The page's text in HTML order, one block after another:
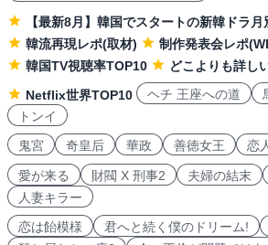
【最新8月】韓国でスタートの新韓ドラ月
韓流再現レポ(取材)
制作発表会レポ
韓国TV視聴率TOP10
どこよりも詳し
Netflix世界TOP10
ヘチ 王座への道
トンイ
鬼宮
奇皇后 華政 善徳女王 恋
愛が来る 財閥 X 刑事2 夫婦の結末
人妻キラー
恋は飴模様
君へと続く僕のドリーム!